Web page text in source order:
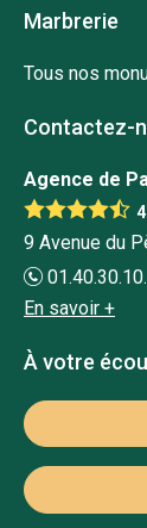
Marbrerie
Tous nos
Contactez-
Agence de
9 Avenue du
En savoir +
À votre